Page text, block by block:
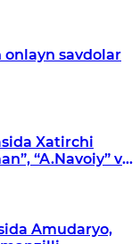
savdolar
Xatirchi
“A.Navoiy” va
Amudaryo,